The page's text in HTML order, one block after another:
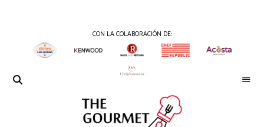
CON LA COLABORACIÓN DE: